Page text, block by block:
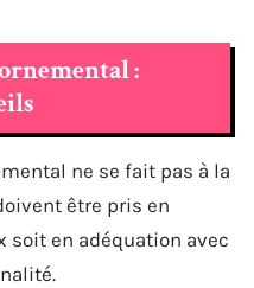
:
ne se fait pas à la
être pris en
soit en adéquation avec